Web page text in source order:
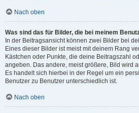
Nach oben
Was sind das für Bilder, die bei meinem
In der Beitragsansicht können zwei Bilder bei
Eines dieser Bilder ist meist mit deinem Rang
Kästchen oder Punkte, die deine Beitragszahl
angeben. Das andere, meist größere, Bild wird
Es handelt sich hierbei in der Regel um ein
Benutzer zu Benutzer unterschiedlich ist.
Nach oben